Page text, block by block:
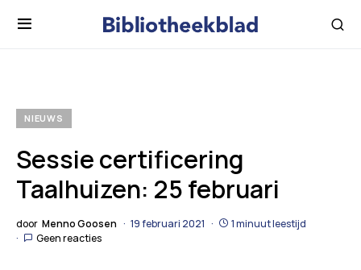
NIEUWS
Sessie certificering
Taalhuizen: 25 februari
door Menno Goosen 19 februari 2021
1 minuut leestijd
Geen reacties